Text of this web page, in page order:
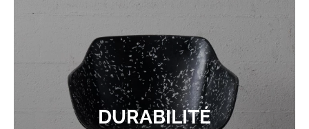
DURABILITÉ